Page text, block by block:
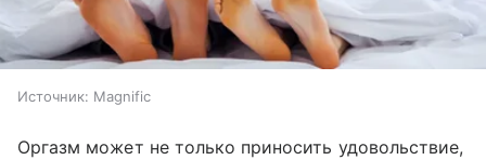
Источник: Magnific
Оргазм может не только приносить удовольствие,